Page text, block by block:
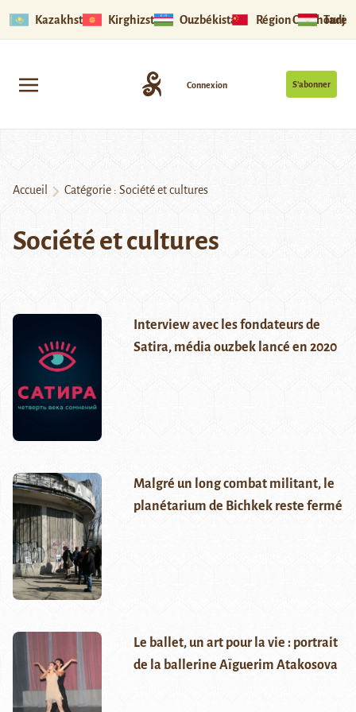
Kazakhstan Kirghizstan Ouzbékistan Région Ouïghoure
S’abonner
Connexion
Accueil Catégorie : Société et cultures
Société et cultures
Interview avec les fondateurs de
Satira, média ouzbek lancé en 2020
Malgré un long combat militant, le
planétarium de Bichkek reste fermé
Le ballet, un art pour la vie : portrait
de la ballerine Aïguerim Atakosova